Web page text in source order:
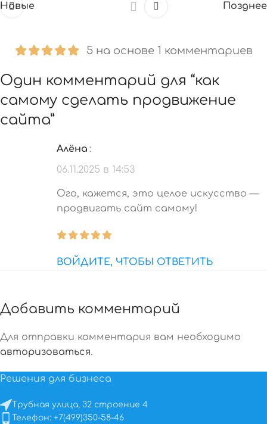
Новые Позднее
5 на основе 1 комментариев
Один комментарий для “как
самому сделать продвижение
сайта”
Алёна :
06.11.2025 в 14:53
Ого, кажется, это целое искусство —
продвигать сайт самому!
ВОЙДИТЕ, ЧТОБЫ ОТВЕТИТЬ
Добавить комментарий
Для отправки комментария вам необходимо
авторизоваться.
Решения для бизнеса
Трубная улица, 32 строение 4
Телефон: +7(499)350-58-46